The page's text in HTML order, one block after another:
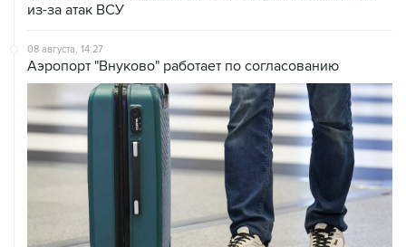
из-за атак ВСУ
08 августа, 14:27
Аэропорт "Внуково" работает по согласованию